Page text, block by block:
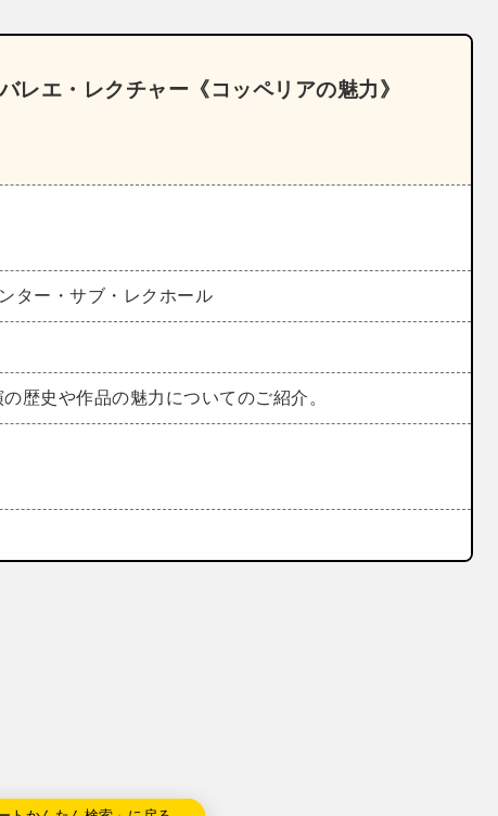
レエ・レクチャー《コッペリアの魅力》
ター・サブ・レクホール
歴史や作品の魅力についてのご紹介。